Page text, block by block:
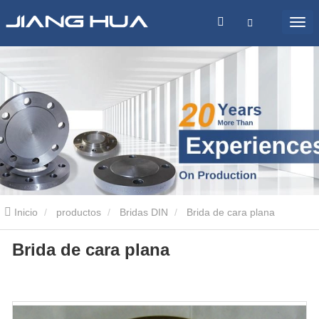
Inicio productos Bridas DIN Brida de cara plana
Brida de cara plana